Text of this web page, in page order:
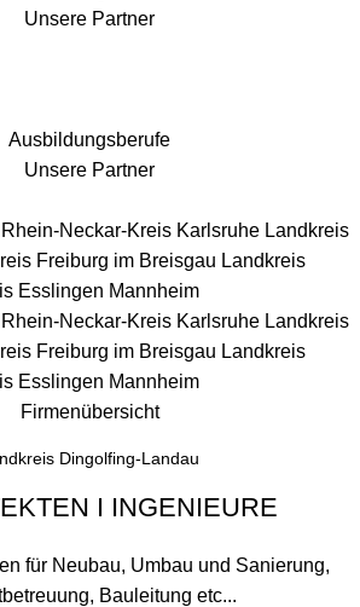
Unsere Partner
Ausbildungsberufe
Unsere Partner
Rhein-Neckar-Kreis Karlsruhe Landkreis
Freiburg im Breisgau Landkreis
Esslingen Mannheim
Rhein-Neckar-Kreis Karlsruhe Landkreis
Freiburg im Breisgau Landkreis
Esslingen Mannheim
Firmenübersicht
Dingolfing-Landau
I INGENIEURE
für Neubau, Umbau und Sanierung,
Bauleitung etc...